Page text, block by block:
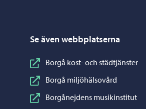
Se även webbplatserna
Borgå kost- och städtjänster
Borgå miljöhälsovård
Borgånejdens musikinstitut